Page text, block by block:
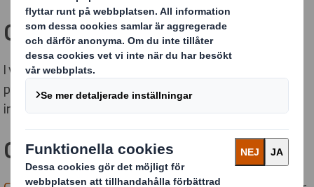
Case
I vårt kundmagasin
på hur vi hjälpt våra kunder bli mer cirkulära med
innovativa och miljösmarta förpackningslösningar.
Circulytics